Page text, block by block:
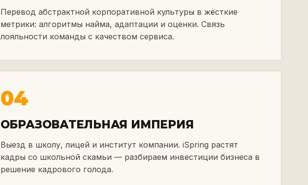
Перевод абстрактной корпоративной культуры в жёсткие
метрики: алгоритмы найма, адаптации и оценки. Связь
лояльности команды с качеством сервиса.
04
ОБРАЗОВАТЕЛЬНАЯ ИМПЕРИЯ
Выезд в школу, лицей и институт компании. iSpring растят
кадры со школьной скамьи — разбираем инвестиции бизнеса в
решение кадрового голода.